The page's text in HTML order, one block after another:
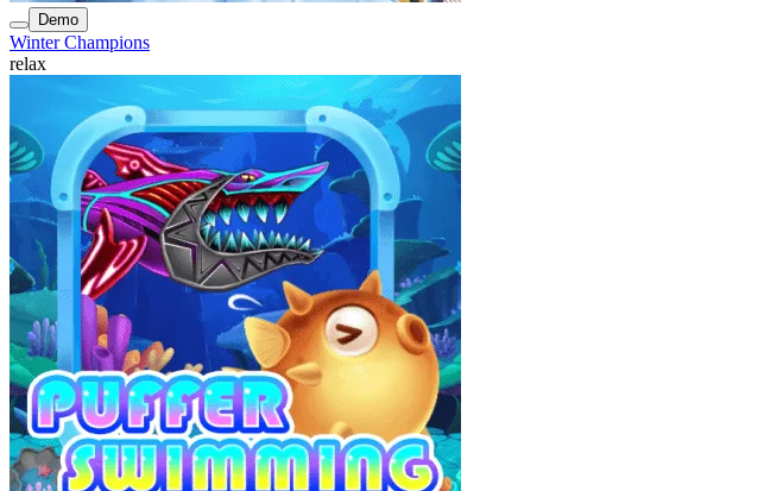
Demo
Winter Champions
relax